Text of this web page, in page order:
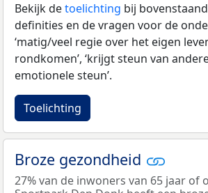
Bekijk detoelichting bij
definities en de vragen voor de
‘matig/veel regie over het eigen
rondkomen’, ‘krijgt steun van
emotionele steun’.
Toelichting
Broze gezondheid
27% van de inwoners van 65 jaar of